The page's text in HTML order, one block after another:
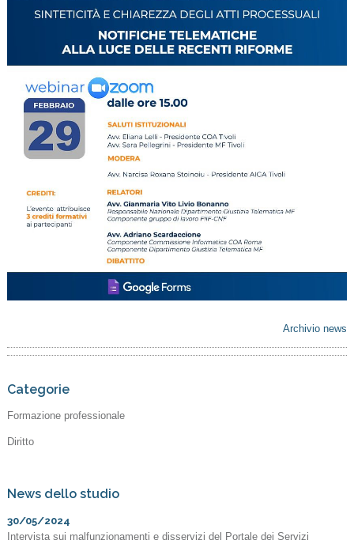
Archivio news
Categorie
Formazione professionale
Diritto
News dello studio
30/05/2024
Intervista sui malfunzionamenti e disservizi del Portale dei Servizi